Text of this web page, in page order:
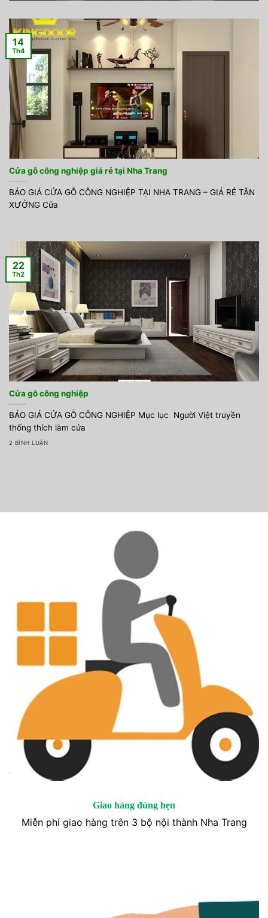
Cửa gỗ công nghiệp giá rẻ tại Nha Trang
BÁO GIÁ CỬA GỖ CÔNG NGHIỆP TẠI NHA TRANG – GIÁ RẺ TẬN
XƯỞNG Cửa
14
Th4
Cửa gỗ công nghiệp
BÁO GIÁ CỬA GỖ CÔNG NGHIỆP Mục lục Người Việt truyền
thống thích làm cửa
2 BÌNH LUẬN
22
Th2
Giao hàng đúng hẹn
Miễn phí giao hàng trên 3 bộ nội thành Nha Trang